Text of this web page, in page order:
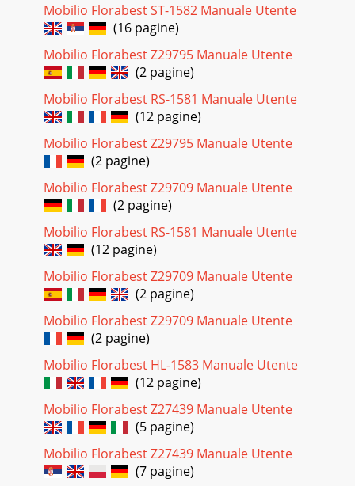
Mobilio Florabest ST-1582 Manuale Utente
(16 pagine)
Mobilio Florabest Z29795 Manuale Utente
(2 pagine)
Mobilio Florabest RS-1581 Manuale Utente
(12 pagine)
Mobilio Florabest Z29795 Manuale Utente
(2 pagine)
Mobilio Florabest Z29709 Manuale Utente
(2 pagine)
Mobilio Florabest RS-1581 Manuale Utente
(12 pagine)
Mobilio Florabest Z29709 Manuale Utente
(2 pagine)
Mobilio Florabest Z29709 Manuale Utente
(2 pagine)
Mobilio Florabest HL-1583 Manuale Utente
(12 pagine)
Mobilio Florabest Z27439 Manuale Utente
(5 pagine)
Mobilio Florabest Z27439 Manuale Utente
(7 pagine)